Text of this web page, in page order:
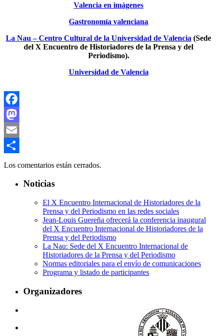
Valencia en imágenes
Gastronomía valenciana
La Nau – Centro Cultural de la Universidad de Valencia (Sede
del X Encuentro de Historiadores de la Prensa y del
Periodismo).
Universidad de Valencia
Facebook
Mastodon
Email
Compartir
Los comentarios están cerrados.
Noticias
El X Encuentro Internacional de Historiadores de la
Prensa y del Periodismo en las redes sociales
Jean-Louis Guereña ofrecerá la conferencia inaugural
del X Encuentro Internacional de Historiadores de la
Prensa y del Periodismo
La Nau: Sede del X Encuentro Internacional de
Historiadores de la Prensa y del Periodismo
Normas editoriales para el envío de comunicaciones
Programa y listado de participantes
Organizadores